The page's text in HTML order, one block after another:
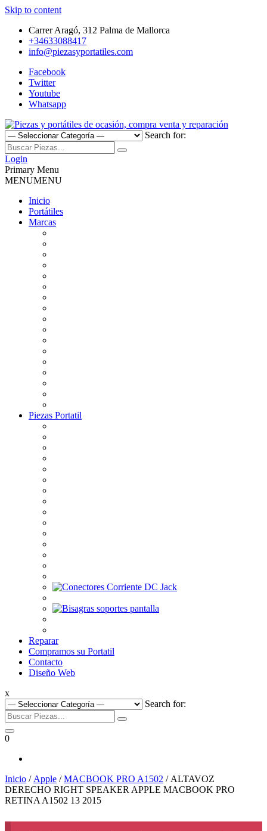
Skip to content
Carrer Aragó, 312 Palma de Mallorca
+34633088417
info@piezasyportatiles.com
Facebook
Twitter
Youtube
Whatsapp
Piezas y portátiles de ocasión,
compra venta y reparación
Todo lo que necesitas para reparar tu portatil, Pantallas, Teclas,
Teclados, Baterías, Carcasas, Placas, Gráficas, Procesadores,
Ventiladores
Search for:
Login
Primary Menu
MENUMENU
Inicio
Portátiles
Marcas
Piezas Portatil
Reparar
Compramos su Portatil
Contacto
Diseño Web
x
Search for:
0
Inicio / Apple /MACBOOK PRO A1502 / ALTAVOZ
DERECHO RIGHT SPEAKER APPLE MACBOOK PRO
RETINA A1502 13 2015